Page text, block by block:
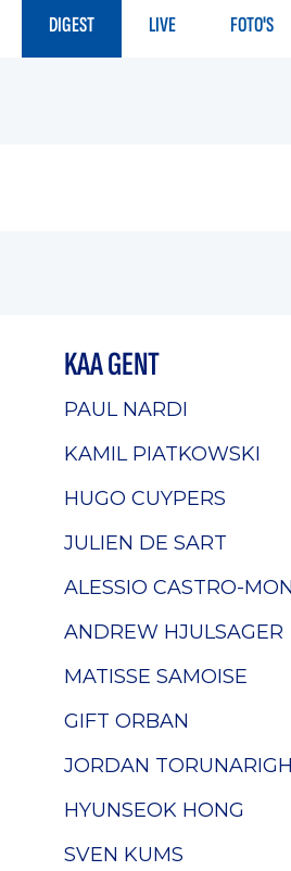
DIGEST LIVE FOTO'S
KAA GENT
PAUL NARDI
KAMIL PIATKOWSKI
HUGO CUYPERS
JULIEN DE SART
ALESSIO CASTRO-
ANDREW HJULSAGER
MATISSE SAMOISE
GIFT ORBAN
JORDAN
HYUNSEOK HONG
SVEN KUMS